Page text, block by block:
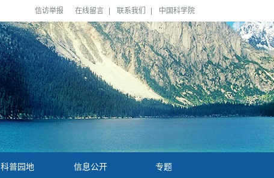
信访举报 在线留言 联系我们 中国科学院
科普园地 信息公开 专题